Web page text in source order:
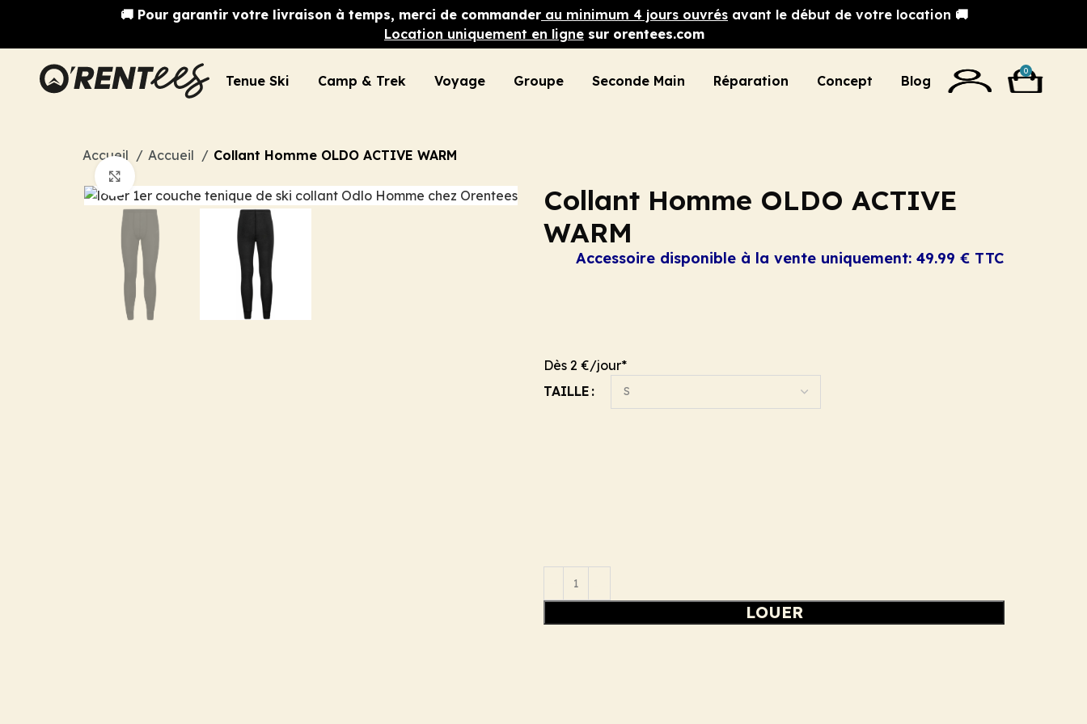
🚚 Pour garantir votre livraison à temps, merci de commander au minimum 4 jours ouvrés avant le début de votre location 🚚
Location uniquement en ligne sur orentees.com
Tenue Ski Camp & Trek Voyage Groupe Seconde Main Réparation Concept Blog
0
Accueil Accueil Collant Homme OLDO ACTIVE WARM
Collant Homme OLDO ACTIVE
WARM
Accessoire disponible à la vente uniquement: 49.99 € TTC
Dès 2 €/jour*
TAILLE
LOUER